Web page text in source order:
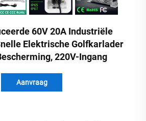
60V 20A Industriële
Elektrische Golfkarlader
220V-Ingang
Aanvraag